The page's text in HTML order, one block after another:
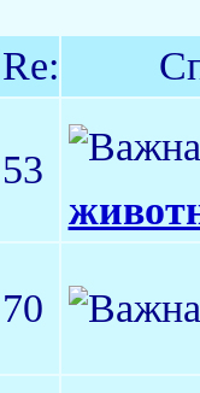
Re:
53
70